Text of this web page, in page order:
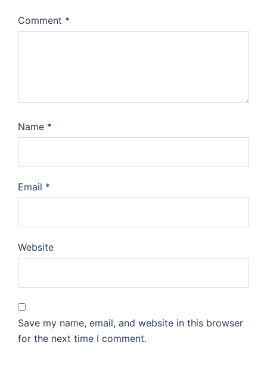
Comment *
Name *
Email *
Website
Save my name, email, and website in this browser
for the next time I comment.